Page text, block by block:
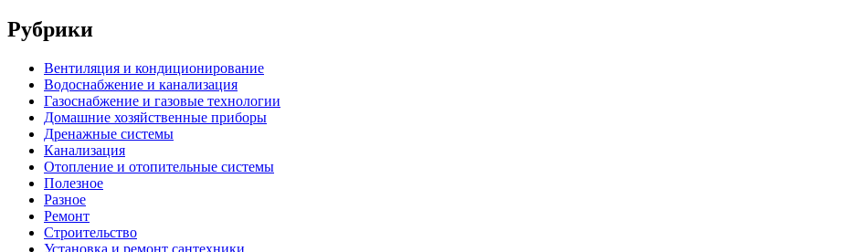
Рубрики
Вентиляция и кондиционирование
Водоснабжение и канализация
Газоснабжение и газовые технологии
Домашние хозяйственные приборы
Дренажные системы
Канализация
Отопление и отопительные системы
Полезное
Разное
Ремонт
Строительство
Установка и ремонт сантехники